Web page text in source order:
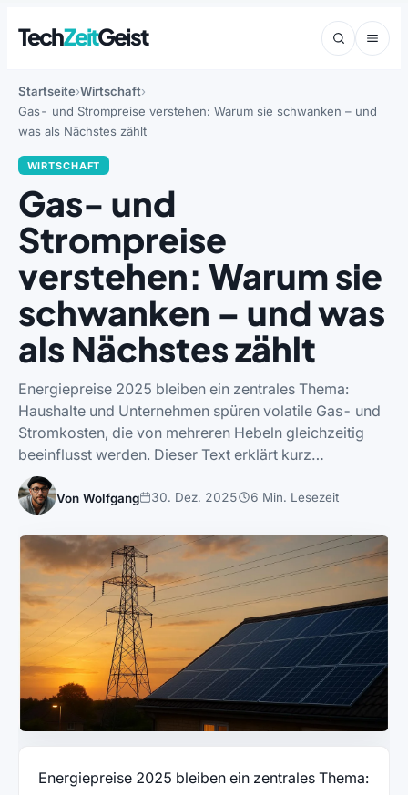
TechZeitGeist
Startseite Wirtschaft
Gas- und Strompreise verstehen: Warum sie schwanken – und
was als Nächstes zählt
WIRTSCHAFT
Gas- und
Strompreise
verstehen: Warum sie
schwanken – und was
als Nächstes zählt
Energiepreise 2025 bleiben ein zentrales Thema:
Haushalte und Unternehmen spüren volatile Gas- und
Stromkosten, die von mehreren Hebeln gleichzeitig
beeinflusst werden. Dieser Text erklärt kurz…
Von Wolfgang 30. Dez. 2025 6 Min. Lesezeit
Energiepreise 2025 bleiben ein zentrales Thema: